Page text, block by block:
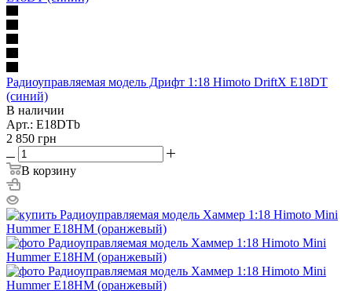
Радиоуправляемая модель Дрифт 1:18 Himoto DriftX E18DT
(синий)
В наличии
Арт.: E18DTb
2 850 грн
В корзину